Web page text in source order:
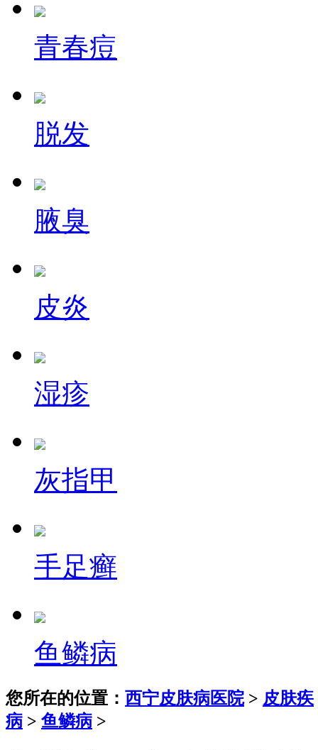
青春痘
脱发
腋臭
皮炎
湿疹
灰指甲
手足癣
鱼鳞病
您所在的位置： 西宁皮肤病医院> 皮肤疾
病 > 鱼鳞病 >